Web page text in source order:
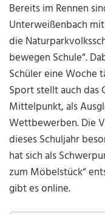
Bereits im Rennen
Unterweißenbach
die
bewegen Schule“.
Schüler eine Woche
Sport stellt auch das
Mittelpunkt, als
Wettbewerben. Die
dieses Schuljahr
hat sich als
zum Möbelstück“
gibt es online.